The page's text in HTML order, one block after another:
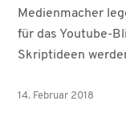
Medienmacher
für das Youtube-
Skriptideen
14. Februar 2018